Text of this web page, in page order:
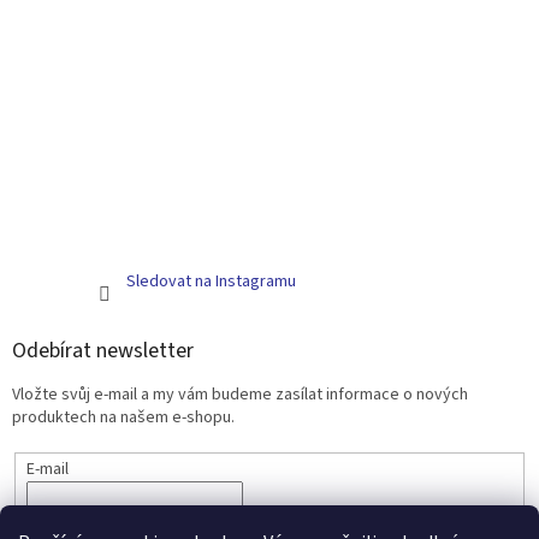
Sledovat na Instagramu
Odebírat newsletter
Vložte svůj e-mail a my vám budeme zasílat informace o nových
produktech na našem e-shopu.
E-mail
PŘIHLÁSIT SE